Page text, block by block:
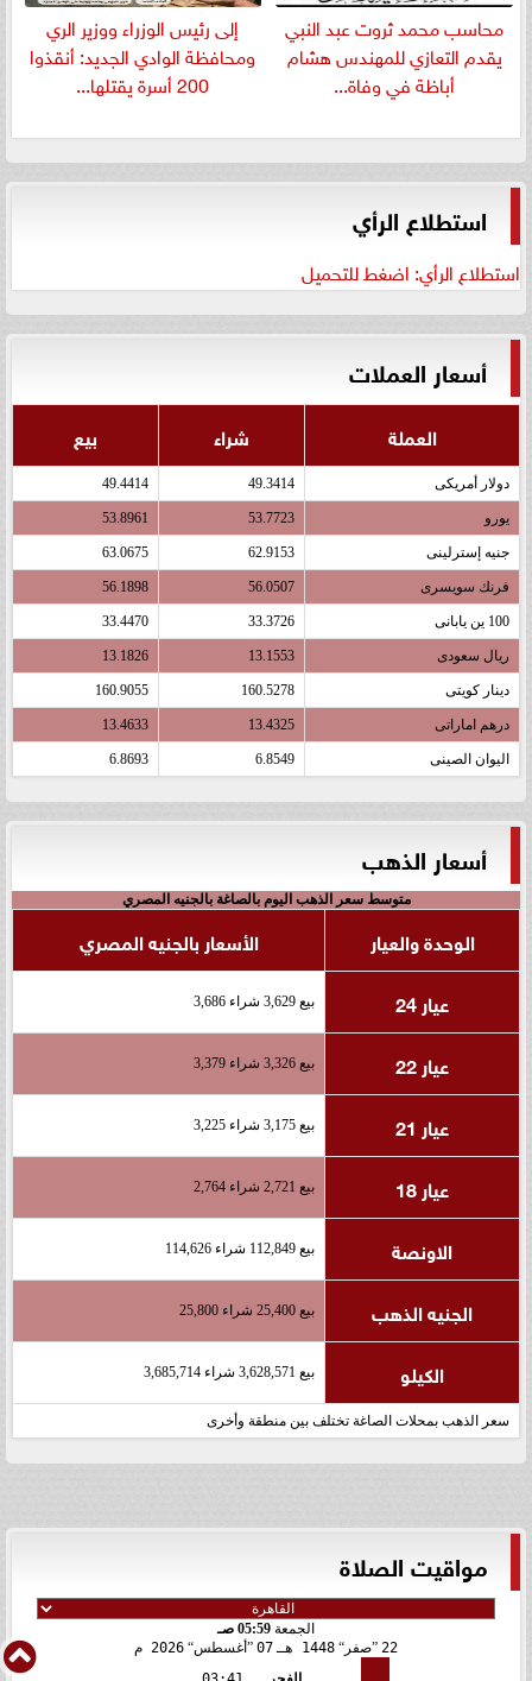
​محاسب محمد ثروت عبد النبي
يقدم التعازي للمهندس هشام
أباظة في وفاة...
إلى رئيس الوزراء ووزير الري
ومحافظة الوادي الجديد: أنقذوا
200 أسرة يقتلها...
استطلاع الرأي
استطلاع الرأي: اضغط للتحميل
أسعار العملات
العملة شراء بيع
دولار أمريكى 49.3414
49.4414
يورو 53.7723
53.8961
جنيه إسترلينى 62.9153
63.0675
فرنك سويسرى 56.0507
56.1898
100 ين يابانى 33.3726
33.4470
ريال سعودى 13.1553
13.1826
دينار كويتى 160.5278
160.9055
درهم اماراتى 13.4325
13.4633
اليوان الصينى 6.8549
6.8693
أسعار الذهب
متوسط سعر الذهب اليوم بالصاغة بالجنيه المصري
الوحدة والعيار
الأسعار بالجنيه المصري
عيار 24
بيع 3,629 شراء 3,686
عيار 22 بيع 3,326 شراء 3,379
عيار 21 بيع 3,175 شراء 3,225
عيار 18 بيع 2,721 شراء 2,764
الاونصة بيع 112,849 شراء 114,626
الجنيه الذهب بيع 25,400 شراء 25,800
الكيلو بيع 3,628,571 شراء 3,685,714
سعر الذهب بمحلات الصاغة تختلف بين منطقة وأخرى
مواقيت الصلاة
الجمعة 05:59 صـ
22 صفر 1448 هـ 07 أغسطس 2026 م